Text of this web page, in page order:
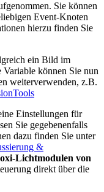
Sie können
Event-Knoten
hierzu finden Sie
ein Bild im
können Sie nun
weiterverwenden, z.B.
Einstellungen für
Sie gegebenenfalls
dazu finden Sie unter
&
Lichtmodulen von
direkt über die